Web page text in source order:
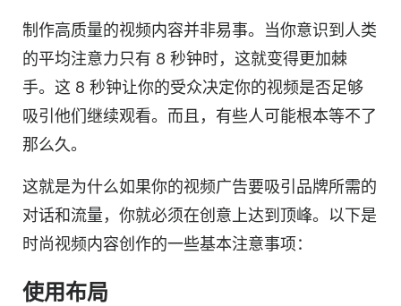
制作高质量的视频内容并非易事。当你意识到人类
的平均注意力只有 8 秒钟时，这就变得更加棘
手。这 8 秒钟让你的受众决定你的视频是否足够
吸引他们继续观看。而且，有些人可能根本等不了
那么久。
这就是为什么如果你的视频广告要吸引品牌所需的
对话和流量，你就必须在创意上达到顶峰。以下是
时尚视频内容创作的一些基本注意事项：
使用布局